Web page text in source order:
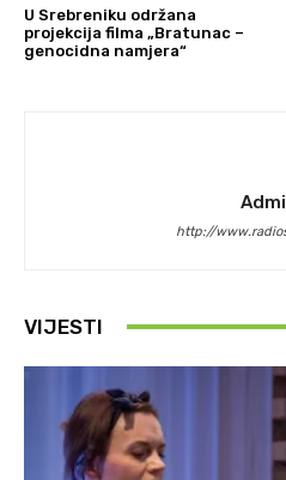
U Srebreniku održana
projekcija filma „Bratunac –
genocidna namjera“
http://
VIJESTI